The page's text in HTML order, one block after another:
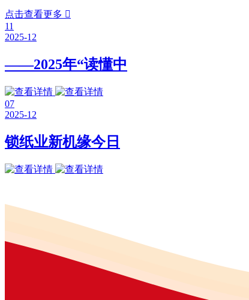
点击查看更多 
11
2025-12
——2025年“读懂中
07
2025-12
锁纸业新机缘今日